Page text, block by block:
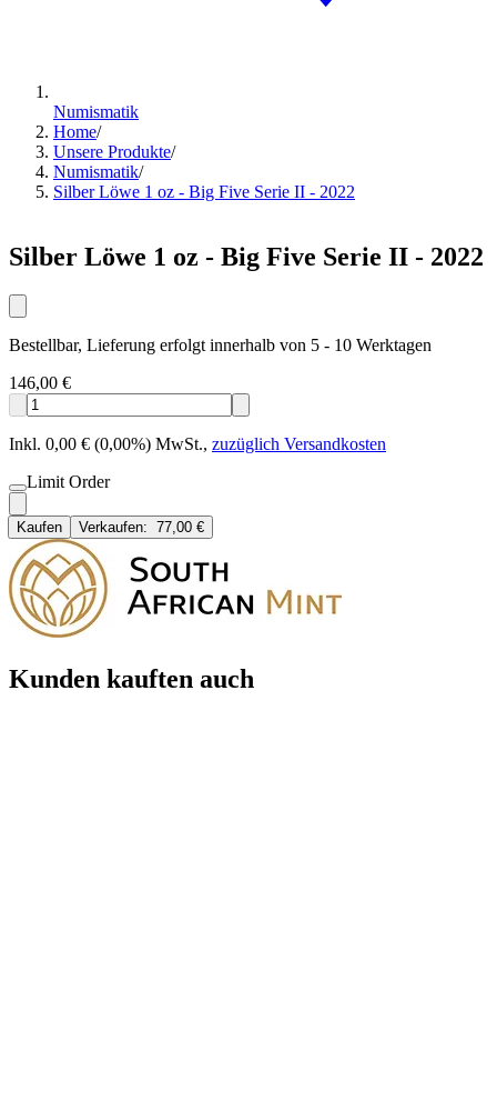
Numismatik
Home/
Unsere Produkte/
Numismatik/
Silber Löwe 1 oz - Big Five Serie II - 2022
Silber Löwe 1 oz - Big Five Serie II - 2022
Bestellbar, Lieferung erfolgt innerhalb von 5 - 10 Werktagen
146,00 €
Inkl. 0,00 € (0,00%) MwSt., zuzüglich Versandkosten
Limit Order
Kaufen Verkaufen: 77,00 €
Kunden kauften auch